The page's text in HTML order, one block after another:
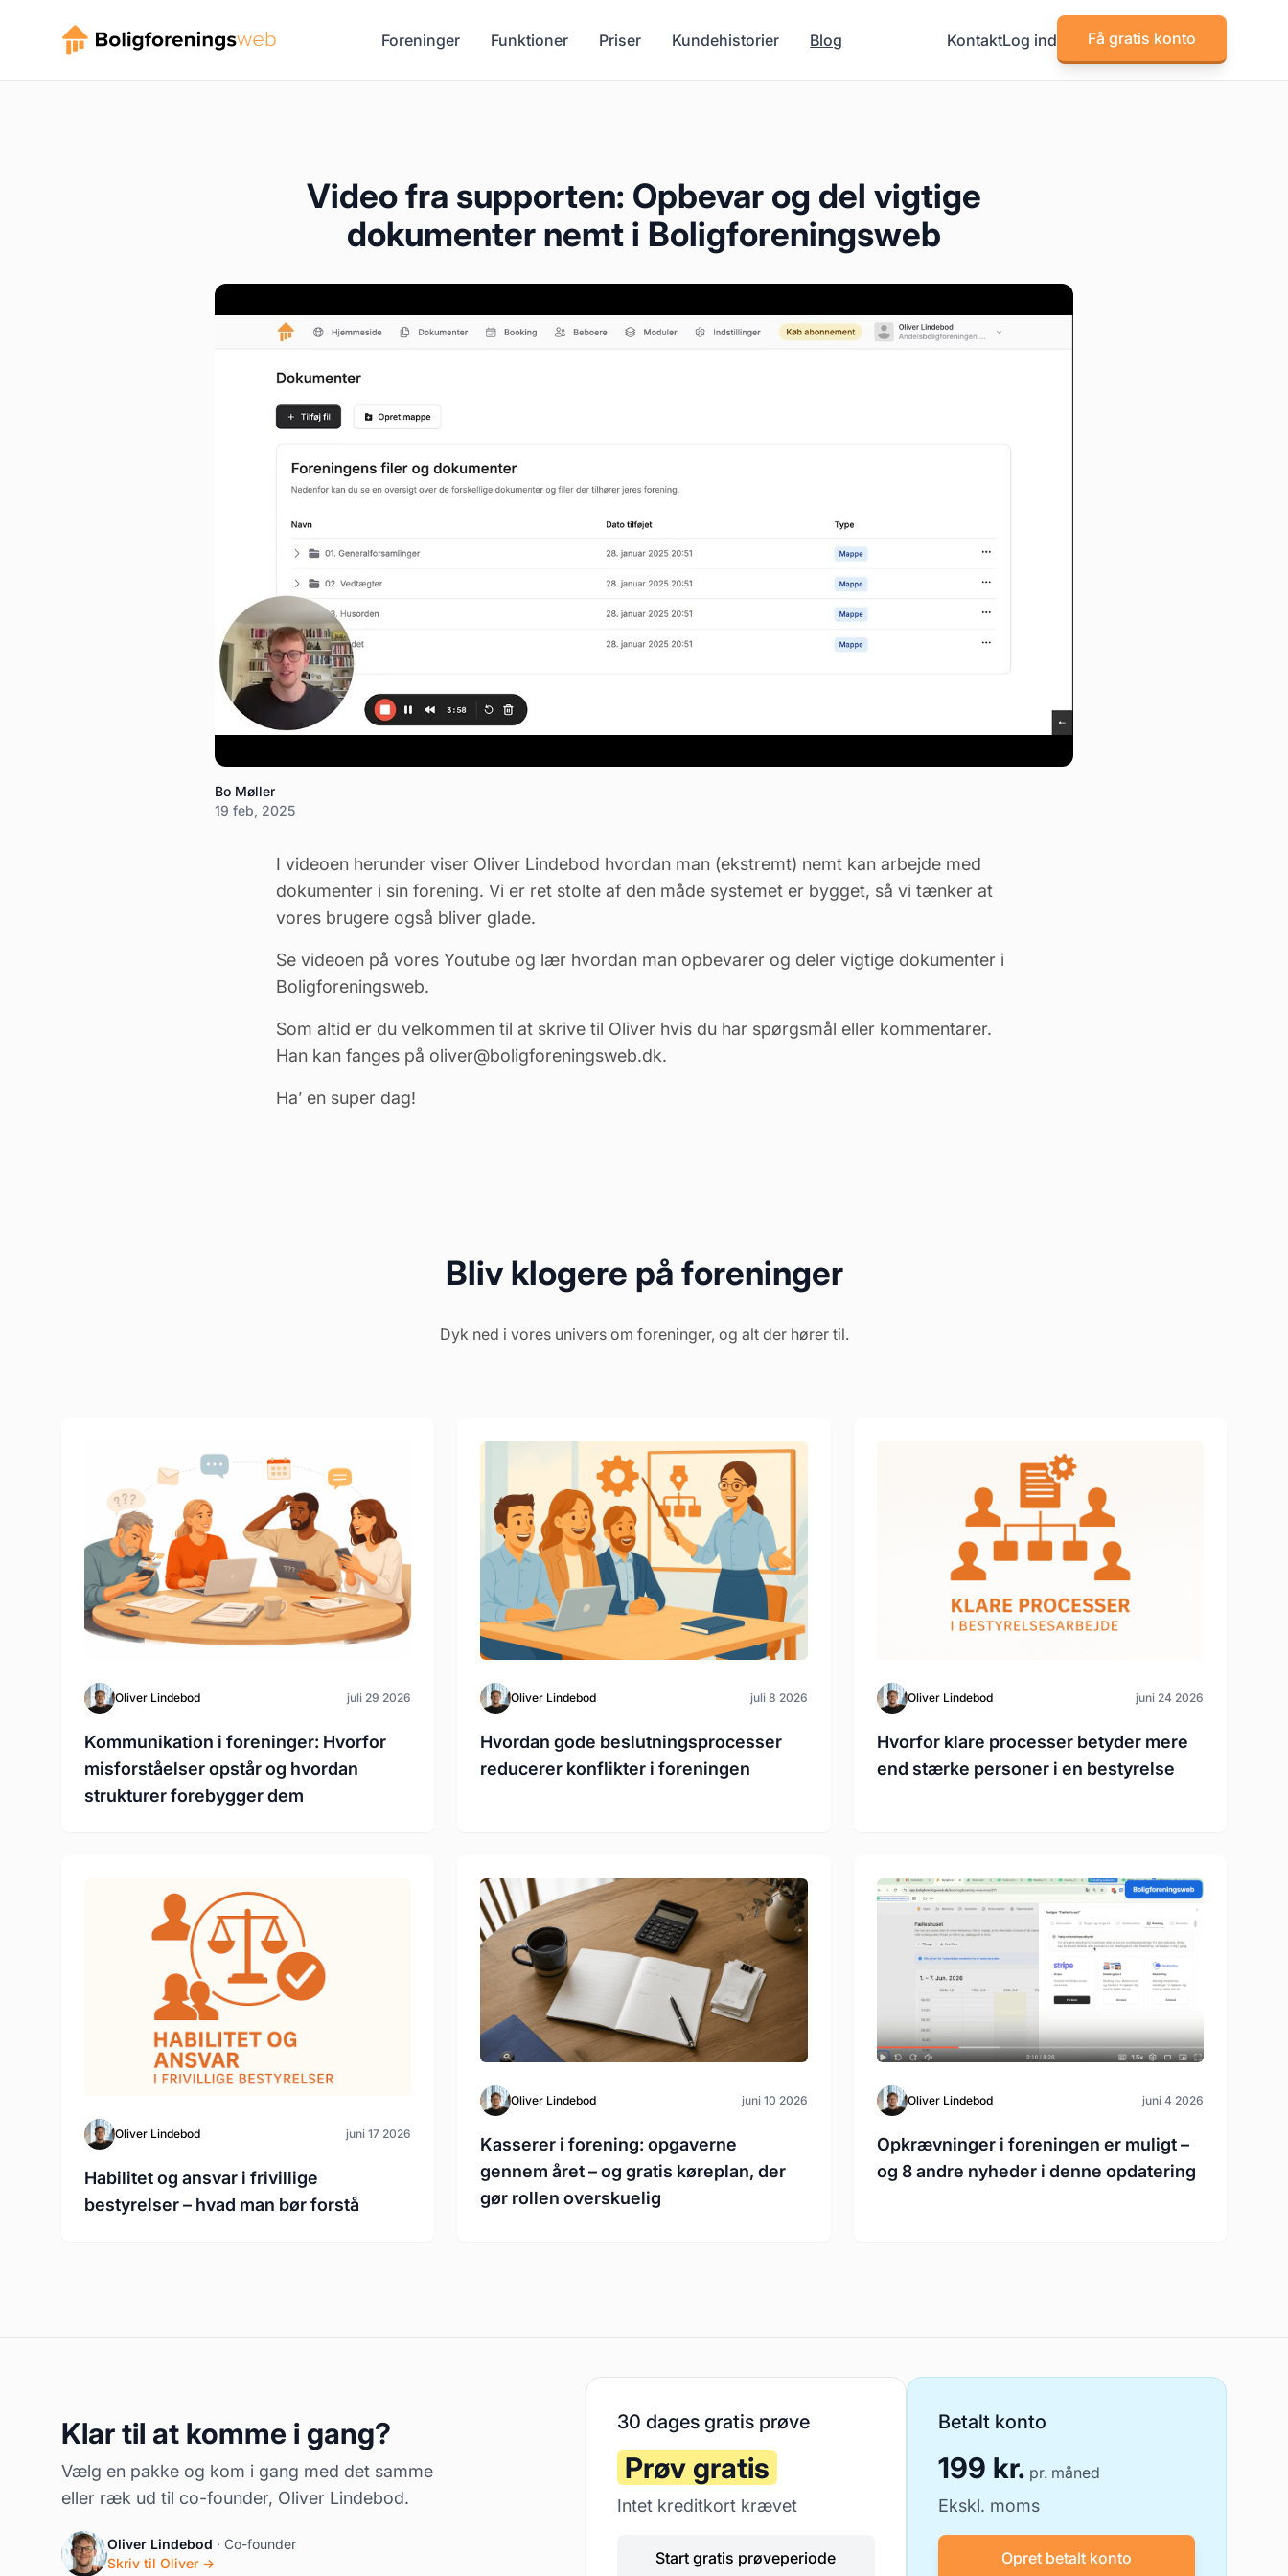
Foreninger Funktioner Priser Kundehistorier Blog KontaktLog ind Få gratis konto
Video fra supporten: Opbevar og del vigtige
dokumenter nemt i Boligforeningsweb
Bo Møller
19 feb, 2025
I videoen herunder viser Oliver Lindebod hvordan man (ekstremt) nemt kan arbejde med
dokumenter i sin forening. Vi er ret stolte af den måde systemet er bygget, så vi tænker at
vores brugere også bliver glade.
Se videoen på vores Youtube og lær hvordan man opbevarer og deler vigtige dokumenter i
Boligforeningsweb.
Som altid er du velkommen til at skrive til Oliver hvis du har spørgsmål eller kommentarer.
Han kan fanges på oliver@boligforeningsweb.dk.
Ha’ en super dag!
Bliv klogere på foreninger
Dyk ned i vores univers om foreninger, og alt der hører til.
Oliver Lindebod juli 29 2026
Kommunikation i foreninger: Hvorfor
misforståelser opstår og hvordan
strukturer forebygger dem
Oliver Lindebod juli 8 2026
Hvordan gode beslutningsprocesser
reducerer konflikter i foreningen
Oliver Lindebod juni 24 2026
Hvorfor klare processer betyder mere
end stærke personer i en bestyrelse
Oliver Lindebod juni 17 2026
Habilitet og ansvar i frivillige
bestyrelser – hvad man bør forstå
Oliver Lindebod juni 10 2026
Kasserer i forening: opgaverne
gennem året – og gratis køreplan, der
gør rollen overskuelig
Oliver Lindebod juni 4 2026
Opkrævninger i foreningen er muligt –
og 8 andre nyheder i denne opdatering
Klar til at komme i gang?
Vælg en pakke og kom i gang med det samme
eller ræk ud til co-founder, Oliver Lindebod.
Oliver Lindebod · Co-founder
Skriv til Oliver →
30 dages gratis prøve
Prøv gratis
Intet kreditkort krævet
Start gratis prøveperiode
Betalt konto
199 kr. pr. måned
Ekskl. moms
Opret betalt konto